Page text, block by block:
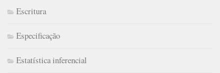
Escritura
Especificação
Estatística inferencial